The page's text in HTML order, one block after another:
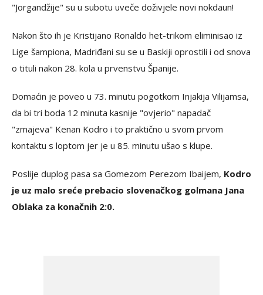
"Jorgandžije" su u subotu uveče doživjele novi nokdaun!
Nakon što ih je Kristijano Ronaldo het-trikom eliminisao iz
Lige šampiona, Madriđani su se u Baskiji oprostili i od snova
o tituli nakon 28. kola u prvenstvu Španije.
Domaćin je poveo u 73. minutu pogotkom Injakija Vilijamsa,
da bi tri boda 12 minuta kasnije "ovjerio" napadač
"zmajeva" Kenan Kodro i to praktično u svom prvom
kontaktu s loptom jer je u 85. minutu ušao s klupe.
Poslije duplog pasa sa Gomezom Perezom Ibaijem, Kodro
je uz malo sreće prebacio slovenačkog golmana Jana
Oblaka za konačnih 2:0.